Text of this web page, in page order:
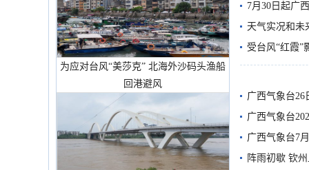
为应对台风“美莎克” 北海外沙码头渔船
回港避风
7月30日起广
天气实况和未
受台风“红霞”
有较强降雨
广西气象台26
广西气象台
预警
广西气象台7
阵雨初歇 钦